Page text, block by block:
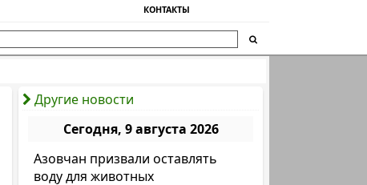
КОНТАКТЫ
Другие новости
Сегодня, 9 августа 2026
Азовчан призвали оставлять
воду для животных